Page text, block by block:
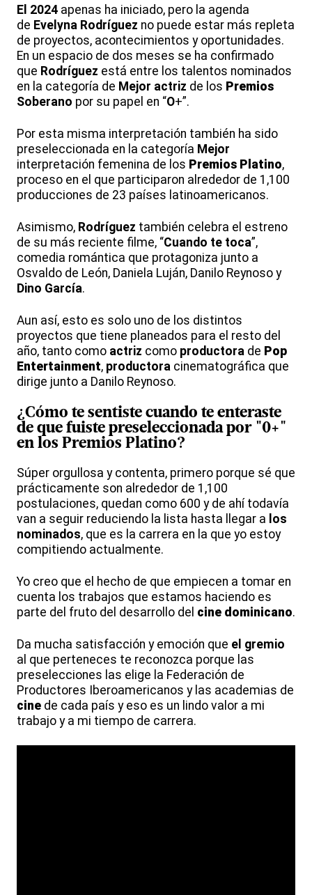
El 2024 apenas ha iniciado, pero la agenda
de Evelyna Rodríguez no puede estar más repleta
de proyectos, acontecimientos y oportunidades.
En un espacio de dos meses se ha confirmado
que Rodríguez está entre los talentos nominados
en la categoría de Mejor actriz de los Premios
Soberano por su papel en “O+”.
Por esta misma interpretación también ha sido
preseleccionada en la categoría Mejor
interpretación femenina de los Premios Platino,
proceso en el que participaron alrededor de 1,100
producciones de 23 países latinoamericanos.
Asimismo, Rodríguez también celebra el estreno
de su más reciente filme, “Cuando te toca”,
comedia romántica que protagoniza junto a
Osvaldo de León, Daniela Luján, Danilo Reynoso y
Dino García.
Aun así, esto es solo uno de los distintos
proyectos que tiene planeados para el resto del
año, tanto como actriz como productora de Pop
Entertainment, productora cinematográfica que
dirige junto a Danilo Reynoso.
¿Cómo te sentiste cuando te enteraste
de que fuiste preseleccionada por "0+"
en los Premios Platino?
Súper orgullosa y contenta, primero porque sé que
prácticamente son alrededor de 1,100
postulaciones, quedan como 600 y de ahí todavía
van a seguir reduciendo la lista hasta llegar a los
nominados, que es la carrera en la que yo estoy
compitiendo actualmente.
Yo creo que el hecho de que empiecen a tomar en
cuenta los trabajos que estamos haciendo es
parte del fruto del desarrollo del cine dominicano.
Da mucha satisfacción y emoción que el gremio
al que perteneces te reconozca porque las
preselecciones las elige la Federación de
Productores Iberoamericanos y las academias de
cine de cada país y eso es un lindo valor a mi
trabajo y a mi tiempo de carrera.